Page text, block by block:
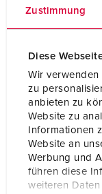
Zustimmung
Diese
Wir
zu
anbieten zu
Website zu
Informationen
Website an
Werbung und
führen diese
weiteren Daten